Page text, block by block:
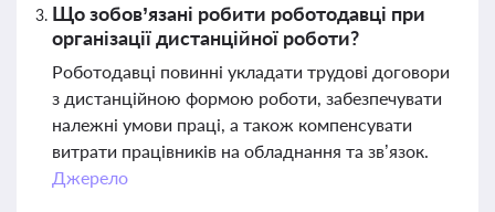
Що зобов’язані робити роботодавці при
організації дистанційної роботи?
Роботодавці повинні укладати трудові договори
з дистанційною формою роботи, забезпечувати
належні умови праці, а також компенсувати
витрати працівників на обладнання та зв’язок.
Джерело